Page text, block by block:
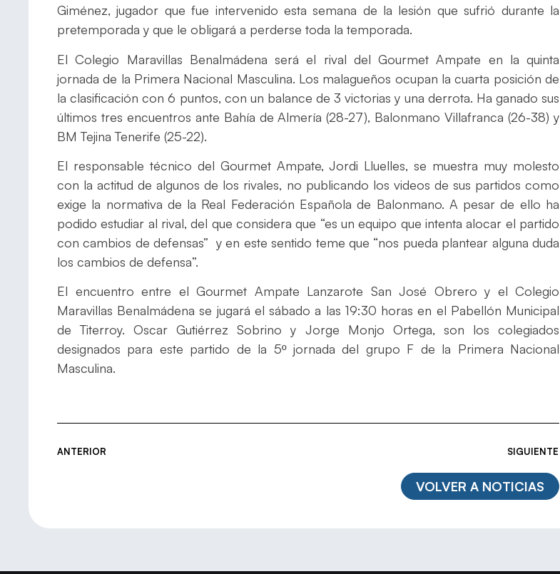
Giménez, jugador que fue intervenido esta semana de la lesión que sufrió durante la
pretemporada y que le obligará a perderse toda la temporada.
El Colegio Maravillas Benalmádena será el rival del Gourmet Ampate en la quinta
jornada de la Primera Nacional Masculina. Los malagueños ocupan la cuarta posición de
la clasificación con 6 puntos, con un balance de 3 victorias y una derrota. Ha ganado sus
últimos tres encuentros ante Bahía de Almería (28-27), Balonmano Villafranca (26-38) y
BM Tejina Tenerife (25-22).
El responsable técnico del Gourmet Ampate, Jordi Lluelles, se muestra muy molesto
con la actitud de algunos de los rivales, no publicando los videos de sus partidos como
exige la normativa de la Real Federación Española de Balonmano. A pesar de ello ha
podido estudiar al rival, del que considera que “es un equipo que intenta alocar el partido
con cambios de defensas” y en este sentido teme que “nos pueda plantear alguna duda
los cambios de defensa”.
El encuentro entre el Gourmet Ampate Lanzarote San José Obrero y el Colegio
Maravillas Benalmádena se jugará el sábado a las 19:30 horas en el Pabellón Municipal
de Titerroy. Oscar Gutiérrez Sobrino y Jorge Monjo Ortega, son los colegiados
designados para este partido de la 5º jornada del grupo F de la Primera Nacional
Masculina.
ANTERIOR SIGUIENTE
VOLVER A NOTICIAS